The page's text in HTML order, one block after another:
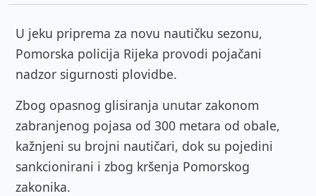
U jeku priprema za novu nautičku sezonu,
Pomorska policija Rijeka provodi pojačani
nadzor sigurnosti plovidbe.
Zbog opasnog glisiranja unutar zakonom
zabranjenog pojasa od 300 metara od obale,
kažnjeni su brojni nautičari, dok su pojedini
sankcionirani i zbog kršenja Pomorskog
zakonika.